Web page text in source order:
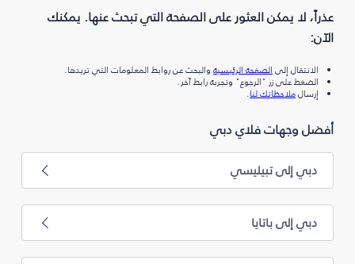
عذراً، لا يمكن العثور على الصفحة التي تبحث عنها. يمكنك
الآن:
الانتقال إلىالصفحة الرئيسيةوالبحث عن روابط المعلومات التي تريدها.
الضغط على زر "الرجوع" وتجربة رابط آخر.
إرسالملاحظاتك لنا.
أفضل وجهات فلاي دبي
دبي إلى تبيليسي
دبي إلى باتايا